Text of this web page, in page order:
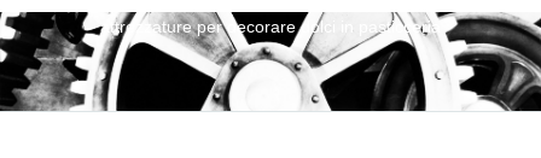
attrezzature per decorare dolci in pasticceria